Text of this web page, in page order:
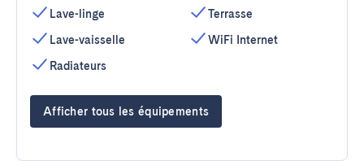
Lave-linge
Lave-vaisselle
Radiateurs
Terrasse
WiFi Internet
Afficher tous les équipements